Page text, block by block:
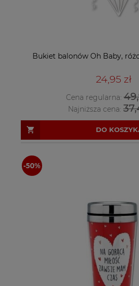
Bukiet balonów Oh Baby,
24,95 zł
Cena regularna:
Najniższa cena:
DO